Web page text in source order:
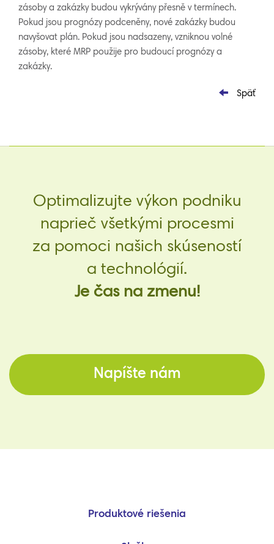
zásoby a zakázky budou vykrývány přesně v termínech.
Pokud jsou prognózy podceněny, nové zakázky budou
navyšovat plán. Pokud jsou nadsazeny, vzniknou volné
zásoby, které MRP použije pro budoucí prognózy a
zakázky.
Späť
Optimalizujte výkon podniku
naprieč všetkými procesmi
za pomoci našich skúseností
a technológií.
Je čas na zmenu!
Napíšte nám
Produktové riešenia